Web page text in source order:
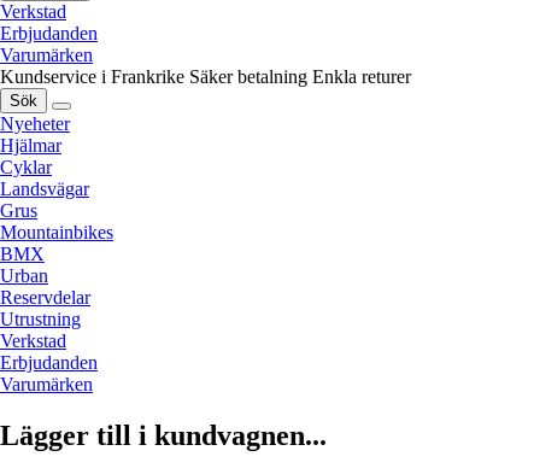
Verkstad
Erbjudanden
Varumärken
Kundservice i Frankrike Säker betalning Enkla returer
Sök
Nyeheter
Hjälmar
Cyklar
Landsvägar
Grus
Mountainbikes
BMX
Urban
Reservdelar
Utrustning
Verkstad
Erbjudanden
Varumärken
Lägger till i kundvagnen...